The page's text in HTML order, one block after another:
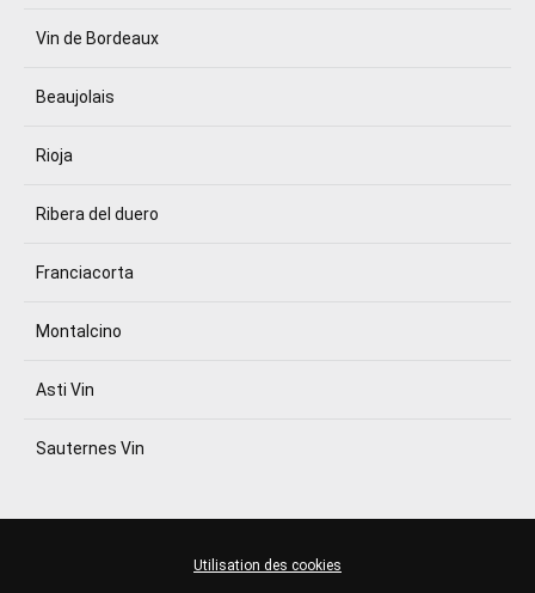
Vin de Bordeaux
Beaujolais
Rioja
Ribera del duero
Franciacorta
Montalcino
Asti Vin
Sauternes Vin
Utilisation des cookies